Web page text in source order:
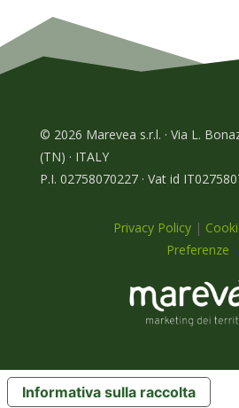
© 2026 Marevea s.r.l. · Via L.
(TN) · ITALY
P.I. 02758070227 · Vat id
Privacy Policy |
Preferenze
Informativa sulla raccolta